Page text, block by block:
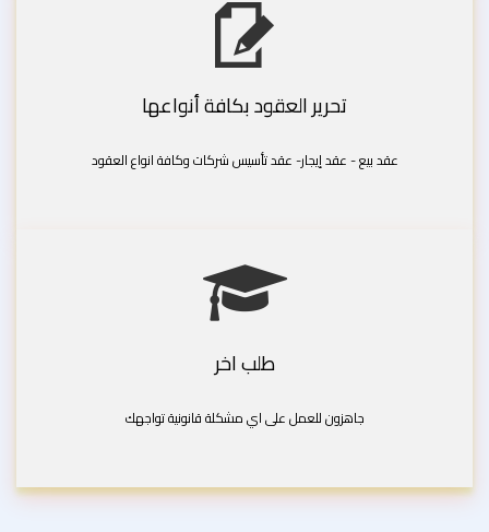
تحرير العقود بكافة أنواعها
عقد بيع - عقد إيجار- عقد تأسيس شركات وكافة انواع العقود
طلب اخر
جاهزون للعمل على اي مشكلة قانونية تواجهك